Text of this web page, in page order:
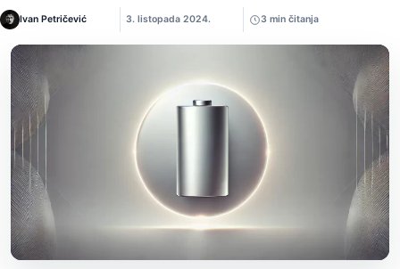
Ivan Petričević 3. listopada 2024. 3 min čitanja